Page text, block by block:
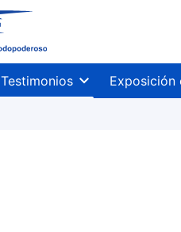
Testimonios Exposición